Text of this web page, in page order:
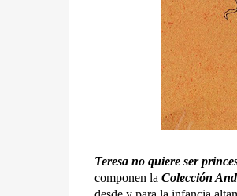
Teresa no quiere ser
componen la Colección